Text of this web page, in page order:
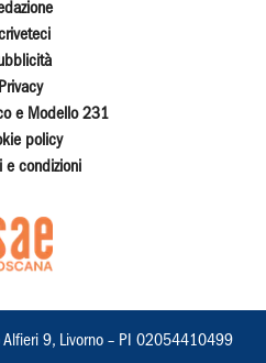
Privacy
e Modello 231
policy
e condizioni
Alfieri 9, Livorno – PI 02054410499